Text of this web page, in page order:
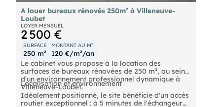
A louer bureaux rénovés 250m² à Villeneuve-
Loubet
LOYER MENSUEL
2 500 €
SURFACE
250 m²
MONTANT AU M²
120 €/m²/an
Le cabinet vous propose à la location des
surfaces de bureaux rénovées de 250 m², au sein
d'un environnement professionnel dynamique à
Villeneuve-Loubet.
Localisation et environnement
Idéalement positionné, le site bénéficie d'un accès
routier exceptionnel : à 5 minutes de l'échangeur